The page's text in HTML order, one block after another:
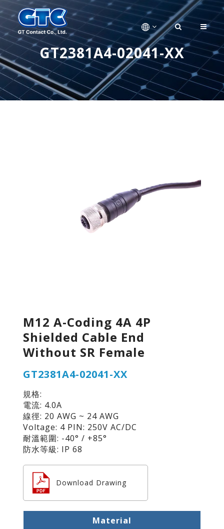
GT2381A4-02041-XX
M12 A-Coding 4A 4P
Shielded Cable End
Without SR Female
GT2381A4-02041-XX
規格:
電流: 4.0A
線徑: 20 AWG ~ 24 AWG
Voltage: 4 PIN: 250V AC/DC
耐溫範圍: -40° / +85°
防水等級: IP 68
Download Drawing
Material